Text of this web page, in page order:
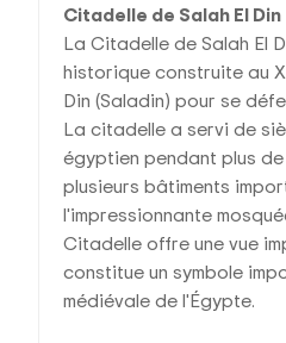
Citadelle de Salah El Din
La Citadelle de Salah El
historique construite au
Din (Saladin) pour se
La citadelle a servi de
égyptien pendant plus
plusieurs bâtiments
l'impressionnante
Citadelle offre une vue
constitue un symbole
médiévale de l'Égypte.